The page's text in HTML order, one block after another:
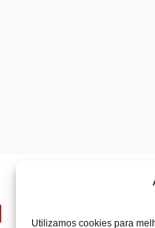
Utilizamos cookies para